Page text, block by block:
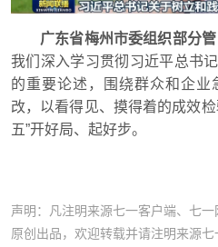
广东省梅州市委组织部分
我们深入学习贯彻习近平总书
的重要论述，围绕群众和企业
改，以看得见、摸得着的成效
五”开好局、起好步。
声明：凡注明来源七一客户端、七
原创出品，欢迎转载并请注明来源